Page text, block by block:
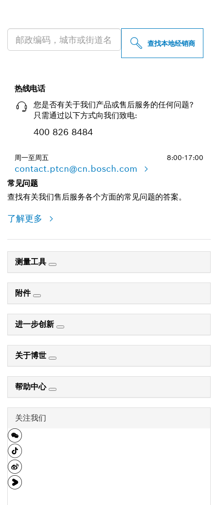
查找本地经销商
热线电话
您是否有关于我们产品或售后服务的任何问题?
只需通过以下方式向我们致电:
400 826 8484
周一至周五 8:00-17:00
contact.ptcn@cn.bosch.com
常见问题
查找有关我们售后服务各个方面的常见问题的答案。
了解更多
测量工具
附件
进一步创新
关于博世
帮助中心
关注我们